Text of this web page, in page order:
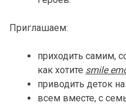
Приглашаем:
приходить самим,
как хотите smile
приводить деток на
всем вместе, с